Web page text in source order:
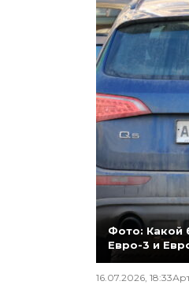
Фото: Какой
Евро-3 и
16.07.2026, 18:33